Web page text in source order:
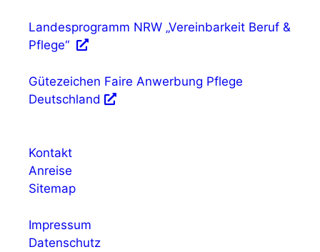
Landesprogramm NRW „Vereinbarkeit Beruf &
Pflege“
Gütezeichen Faire Anwerbung Pflege
Deutschland
Kontakt
Anreise
Sitemap
Impressum
Datenschutz